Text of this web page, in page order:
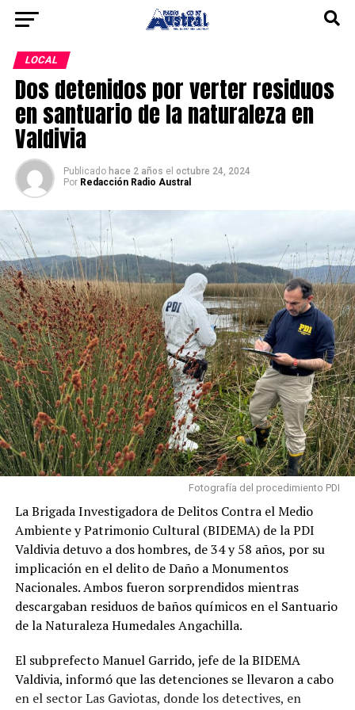
LOCAL
Dos detenidos por verter residuos
en santuario de la naturaleza en
Valdivia
Publicado hace 2 años el octubre 24, 2024
Por Redacción Radio Austral
Fotografía del procedimiento PDI
La Brigada Investigadora de Delitos Contra el Medio
Ambiente y Patrimonio Cultural (BIDEMA) de la PDI
Valdivia detuvo a dos hombres, de 34 y 58 años, por su
implicación en el delito de Daño a Monumentos
Nacionales. Ambos fueron sorprendidos mientras
descargaban residuos de baños químicos en el Santuario
de la Naturaleza Humedales Angachilla.
El subprefecto Manuel Garrido, jefe de la BIDEMA
Valdivia, informó que las detenciones se llevaron a cabo
en el sector Las Gaviotas, donde los detectives, en